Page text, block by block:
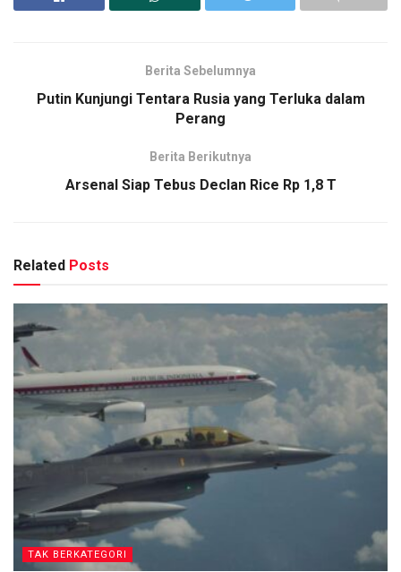
Berita Sebelumnya
Putin Kunjungi Tentara Rusia yang Terluka dalam
Perang
Berita Berikutnya
Arsenal Siap Tebus Declan Rice Rp 1,8 T
Related Posts
TAK BERKATEGORI